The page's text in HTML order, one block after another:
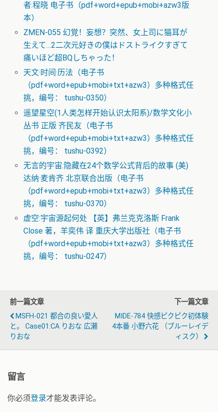
者:程晓 电子书（pdf+word+epub+mobi+azw3版
本）
ZMEN-055 幻覚！妄想？突然、女上司に猫耳が
生えて…2二次元好きの僕はドストライクすぎて
痛いほど超BQしちゃった！
天文·时间·历法（电子书
（pdf+word+epub+mobi+txt+azw3）多种格式任
挑，编号： tushu-0350）
遥望星空(1人类怎样开始认识太阳系)/数学文化小
丛书 正版 齐民友（电子书
（pdf+word+epub+mobi+txt+azw3）多种格式任
挑，编号： tushu-0392）
无言的宇宙:隐藏在24个数学公式背后的故事 (美)
达纳·麦肯齐 北京联合出版（电子书
（pdf+word+epub+mobi+txt+azw3）多种格式任
挑，编号： tushu-0370）
虚空:宇宙源起何处 【英】弗兰克克洛斯 Frank
Close 著，羊奕伟 译 重庆大学出版社（电子书
（pdf+word+epub+mobi+txt+azw3）多种格式任
挑，编号： tushu-0247）
前一篇文章
MSFH-021 都合の良い愛人
と。 Case01:CA りおな 広瀬
りおな
下一篇文章
MIDE-784 快感ピクピク初体験
4本番 小野六花 （ブルーレイデ
ィスク）
留言
你必须登录才能发表评论。